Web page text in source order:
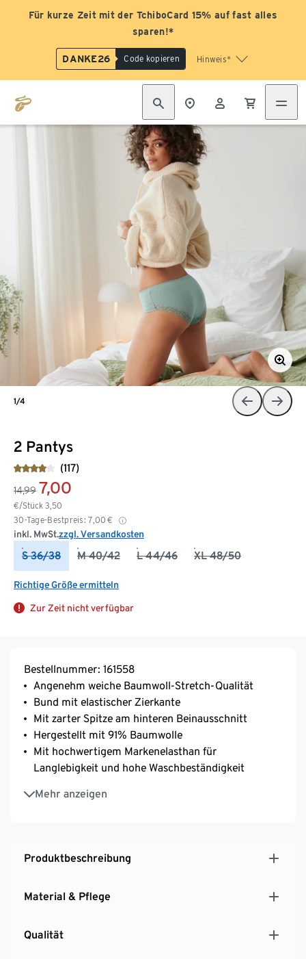
Für kurze Zeit mit der TchiboCard 15% auf fast alles
sparen!*
DANKE26 Code kopieren Hinweis*
2 Pantys
(117)
14,99 7,00
€/Stück 3,50
30-Tage-Bestpreis: 7,00 €
inkl. MwSt.zzgl. Versandkosten
S 36/38 M 40/42 L 44/46 XL 48/50
Richtige Größe ermitteln
Zur Zeit nicht verfügbar
1/4
Bestellnummer: 161558
Angenehm weiche Baumwoll-Stretch-Qualität
Bund mit elastischer Zierkante
Mit zarter Spitze am hinteren Beinausschnitt
Hergestellt mit 91% Baumwolle
Mit hochwertigem Markenelasthan für
Langlebigkeit und hohe Waschbeständigkeit
Mehr anzeigen
Baumwollzwickel
Produktbeschreibung
Material & Pflege
Qualität